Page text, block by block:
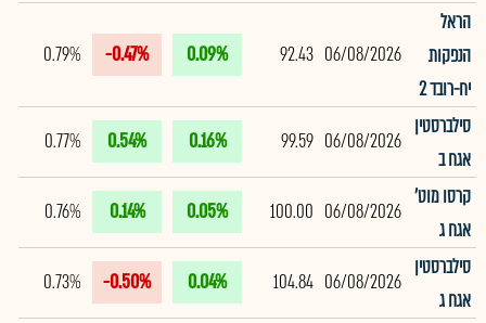
הראל
הנפקות
יח-רובד 2
06/08/2026
92.43
0.09%
-0.47%
0.79%
סילברסטין
אגח ב
06/08/2026
99.59
0.16%
0.54%
0.77%
קרסו מוט'
אגח ג
06/08/2026
100.00
0.05%
0.14%
0.76%
סילברסטין
אגח ג
06/08/2026
104.84
0.04%
-0.50%
0.73%